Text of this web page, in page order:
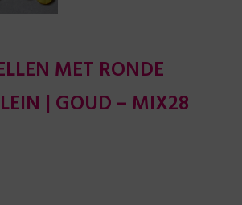
MET RONDE
| GOUD – MIX28